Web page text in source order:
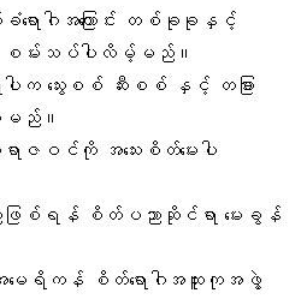
ောဂါအကြောင်း တစ်ခုခုနှင့်
းသပ်ပါလိမ့်မည်။
က သွေးစစ် ဆီးစစ် နှင့် တခြား
ါမည်။
ရာဇဝင်ကို အသေးစိတ်မေးပါ
စ်ရန် စိတ်ပညာဆိုင်ရာ မေးခွန်
ာ အမေရိကန် စိတ်ရောဂါအထူးကုအဖွဲ့